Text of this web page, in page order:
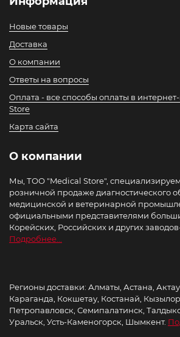
Новые товары
Доставка
О компании
Ответы на вопросы
Оплата - все способы оплаты в
Store
Карта сайта
О компании
Мы, ТОО "Medical Store",
розничной продаже диагностического
медицинской и ветеринарной
официальными представителями
Корейских, Российских и других
Подробнее...
Регионы доставки: Алматы, Астана,
Караганда, Кокшетау, Костанай,
Петропавловск, Семипалатинск,
Уральск, Усть-Каменогорск, Шымкент.